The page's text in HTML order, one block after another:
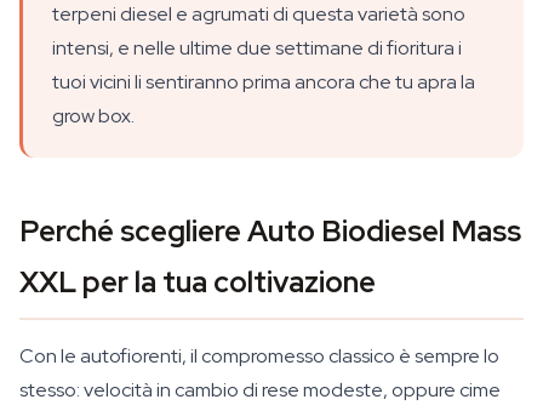
terpeni diesel e agrumati di questa varietà sono
intensi, e nelle ultime due settimane di fioritura i
tuoi vicini li sentiranno prima ancora che tu apra la
grow box.
Perché scegliere Auto Biodiesel Mass
XXL per la tua coltivazione
Con le autofiorenti, il compromesso classico è sempre lo
stesso: velocità in cambio di rese modeste, oppure cime